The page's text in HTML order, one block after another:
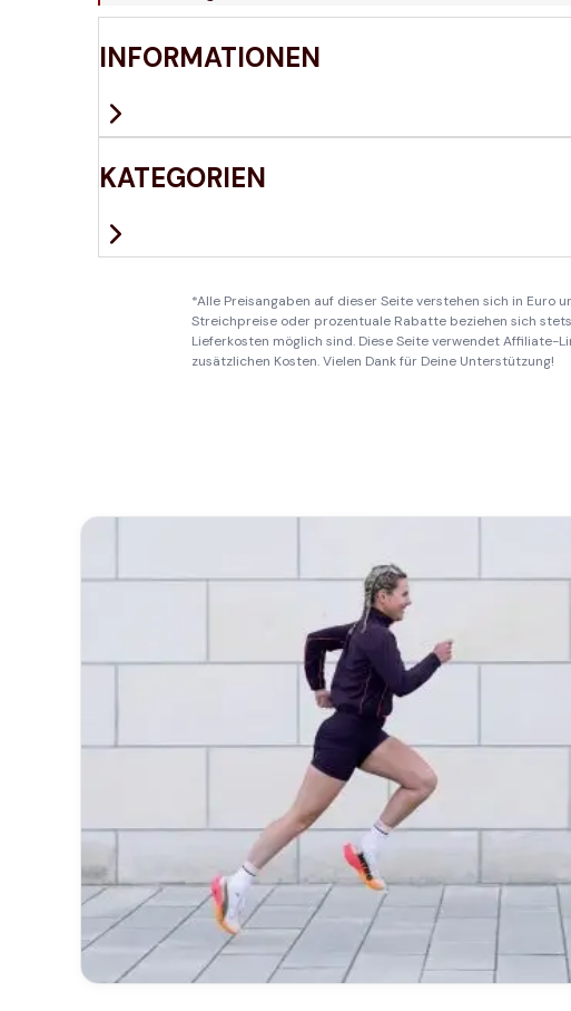
INFORMATIONEN
KATEGORIEN
*Alle Preisangaben auf dieser Seite verstehen sich in Euro
Streichpreise oder prozentuale Rabatte beziehen sich
Lieferkosten möglich sind. Diese Seite verwendet Affiliate-
zusätzlichen Kosten. Vielen Dank für Deine Unterstützung!